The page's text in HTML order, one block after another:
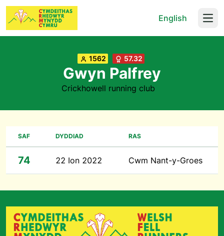
English
1562 57.32
Gwyn Palfrey
Crickhowell running club
SAF DYDDIAD RAS
74 22 Ion 2022 Cwm Nant-y-Groes